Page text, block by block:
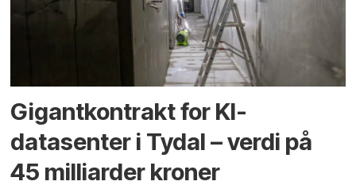
Gigantkontrakt for KI-
datasenter i Tydal – verdi på
45 milliarder kroner